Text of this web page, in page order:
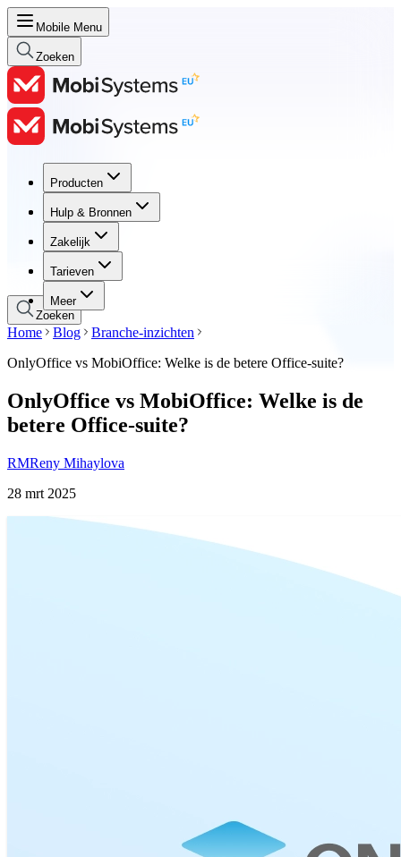
Mobile Menu
Zoeken
Producten
Hulp & Bronnen
Zakelijk
Tarieven
Meer
Producten
Hulp & Bronnen
Zakelijk
Tarieven
Zoeken
Home Blog
Branche-inzichten
OnlyOffice vs MobiOffice: Welke is de betere Office-suite?
OnlyOffice vs MobiOffice: Welke is de
betere Office-suite?
RMReny Mihaylova
28 mrt 2025